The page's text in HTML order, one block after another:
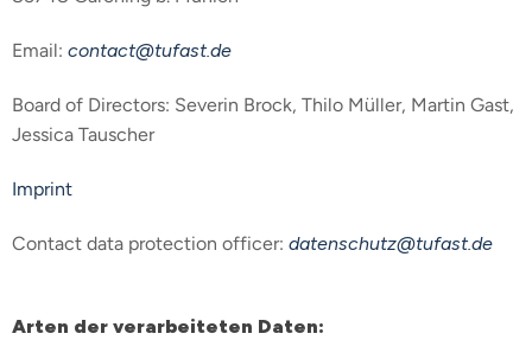
Email: contact@tufast.de
Board of Directors: Severin Brock, Thilo Müller, Martin Gast,
Jessica Tauscher
Imprint
Contact data protection officer: datenschutz@tufast.de
Arten der verarbeiteten Daten: